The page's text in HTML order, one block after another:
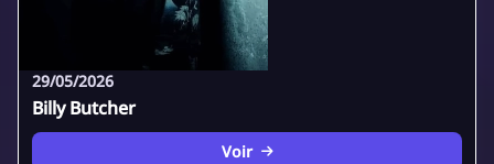
29/05/2026
Billy Butcher
Voir